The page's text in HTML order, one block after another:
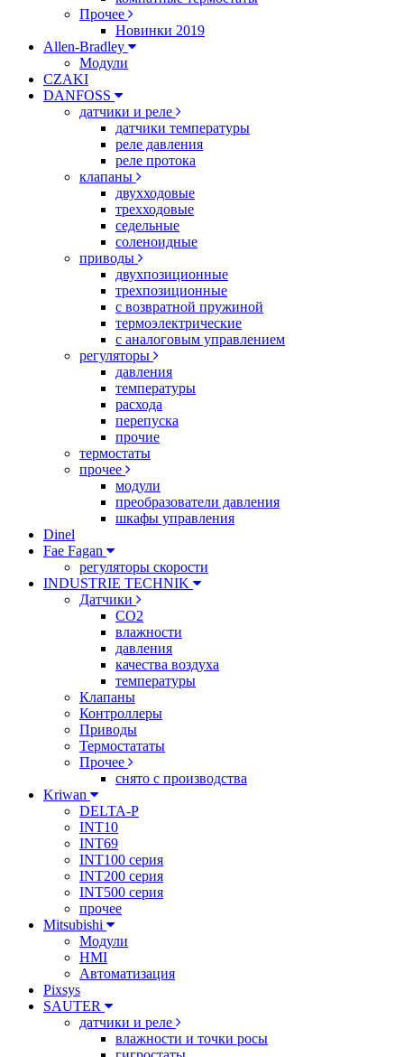
Прочее
Новинки 2019
Allen-Bradley
Модули
CZAKI
DANFOSS
датчики и реле
датчики температуры
реле давления
реле протока
клапаны
двухходовые
трехходовые
седельные
соленоидные
приводы
двухпозиционные
трехпозиционные
с возвратной пружиной
термоэлектрические
с аналоговым управлением
регуляторы
давления
температуры
расхода
перепуска
прочие
термостаты
прочее
модули
преобразователи давления
шкафы управления
Dinel
Fae Fagan
регуляторы скорости
INDUSTRIE TECHNIK
Датчики
CO2
влажности
давления
качества воздуха
температуры
Клапаны
Контроллеры
Приводы
Термостататы
Прочее
снято с производства
Kriwan
DELTA-P
INT10
INT69
INT100 серия
INT200 серия
INT500 серия
прочее
Mitsubishi
Модули
HMI
Автоматизация
Pixsys
SAUTER
датчики и реле
влажности и точки росы